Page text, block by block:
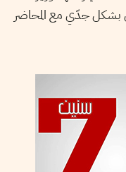
بشكل جدّي مع المحاضر